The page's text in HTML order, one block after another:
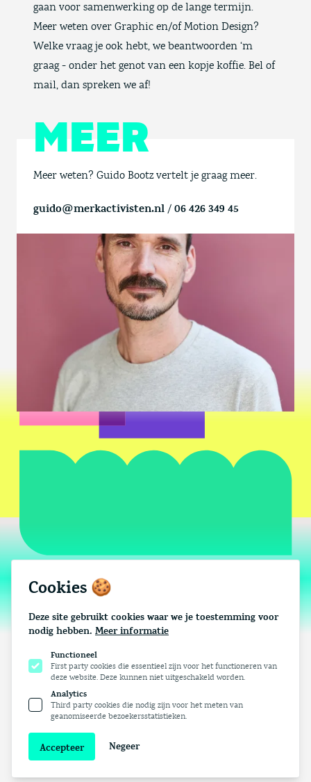
Cookies 🍪
Deze site gebruikt cookies waar we je toestemming voor
nodig hebben. Meer informatie
Functioneel
First party cookies die essentieel zijn voor het functioneren van
deze website. Deze kunnen niet uitgeschakeld worden.
Analytics
Third party cookies die nodig zijn voor het meten van
geanomiseerde bezoekersstatistieken.
Accepteer Negeer
gaan voor samenwerking op de lange termijn.
Meer weten over Graphic en/of Motion Design?
Welke vraag je ook hebt, we beantwoorden ‘m
graag - onder het genot van een kopje koffie. Bel of
mail, dan spreken we af!
MEER
Meer weten? Guido Bootz vertelt je graag meer.
guido@merkactivisten.nl / 06 426 349 45
Saamredzaam
Cases Diensten Team Contact